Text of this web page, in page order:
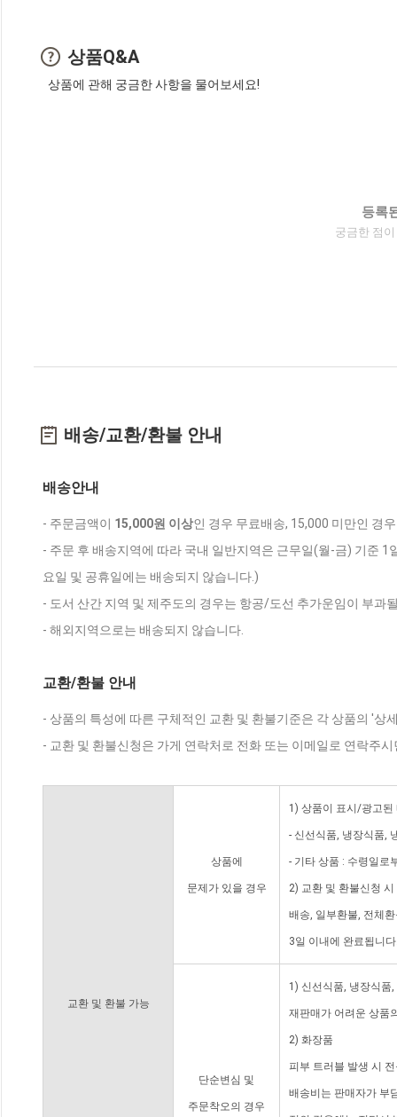
상품Q&A
상품에 관해 궁금한 사항을 물어보세요!
등록
궁금한 점
배송/교환/환불 안내
배송안내
- 주문금액이 15,000원 이상인 경우 무료배송, 15,000 미만인 경
- 주문 후 배송지역에 따라 국내 일반지역은 근무일(월-금) 기준
요일 및 공휴일에는 배송되지 않습니다.)
- 도서 산간 지역 및 제주도의 경우는 항공/도선 추가운임이 부과
- 해외지역으로는 배송되지 않습니다.
교환/환불 안내
- 상품의 특성에 따른 구체적인 교환 및 환불기준은 각 상품의 '상
- 교환 및 환불신청은 가게 연락처로 전화 또는 이메일로 연락주
교환 및 환불 가능
상품에
문제가 있을 경우
1) 상품이 표시/광고된
- 신선식품, 냉장식품,
- 기타 상품 : 수령일로
2) 교환 및 환불신청
배송, 일부환불, 전체
3일 이내에 완료됩니
단순변심 및
주문착오의 경우
1) 신선식품, 냉장식품
재판매가 어려운 상품
2) 화장품
피부 트러블 발생 시
배송비는 판매자가 부